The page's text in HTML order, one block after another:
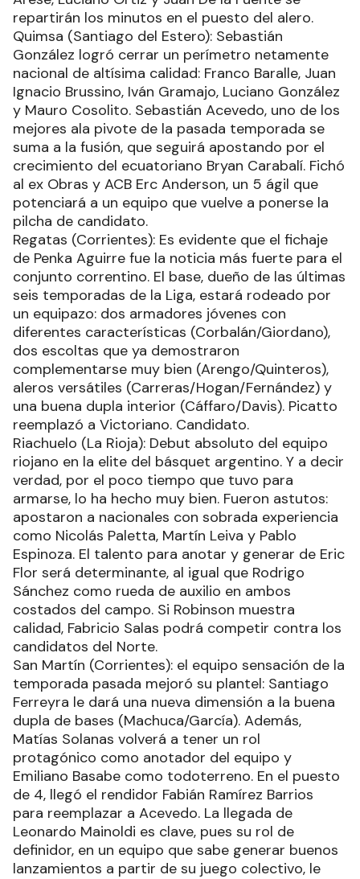
repartirán los minutos en el puesto del alero.
Quimsa (Santiago del Estero): Sebastián
González logró cerrar un perímetro netamente
nacional de altísima calidad: Franco Baralle, Juan
Ignacio Brussino, Iván Gramajo, Luciano González
y Mauro Cosolito. Sebastián Acevedo, uno de los
mejores ala pivote de la pasada temporada se
suma a la fusión, que seguirá apostando por el
crecimiento del ecuatoriano Bryan Carabalí. Fichó
al ex Obras y ACB Erc Anderson, un 5 ágil que
potenciará a un equipo que vuelve a ponerse la
pilcha de candidato.
Regatas (Corrientes): Es evidente que el fichaje
de Penka Aguirre fue la noticia más fuerte para el
conjunto correntino. El base, dueño de las últimas
seis temporadas de la Liga, estará rodeado por
un equipazo: dos armadores jóvenes con
diferentes características (Corbalán/Giordano),
dos escoltas que ya demostraron
complementarse muy bien (Arengo/Quinteros),
aleros versátiles (Carreras/Hogan/Fernández) y
una buena dupla interior (Cáffaro/Davis). Picatto
reemplazó a Victoriano. Candidato.
Riachuelo (La Rioja): Debut absoluto del equipo
riojano en la elite del básquet argentino. Y a decir
verdad, por el poco tiempo que tuvo para
armarse, lo ha hecho muy bien. Fueron astutos:
apostaron a nacionales con sobrada experiencia
como Nicolás Paletta, Martín Leiva y Pablo
Espinoza. El talento para anotar y generar de Eric
Flor será determinante, al igual que Rodrigo
Sánchez como rueda de auxilio en ambos
costados del campo. Si Robinson muestra
calidad, Fabricio Salas podrá competir contra los
candidatos del Norte.
San Martín (Corrientes): el equipo sensación de la
temporada pasada mejoró su plantel: Santiago
Ferreyra le dará una nueva dimensión a la buena
dupla de bases (Machuca/García). Además,
Matías Solanas volverá a tener un rol
protagónico como anotador del equipo y
Emiliano Basabe como todoterreno. En el puesto
de 4, llegó el rendidor Fabián Ramírez Barrios
para reemplazar a Acevedo. La llegada de
Leonardo Mainoldi es clave, pues su rol de
definidor, en un equipo que sabe generar buenos
lanzamientos a partir de su juego colectivo, le